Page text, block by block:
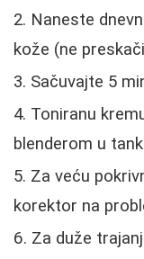
Naneste
kože (ne
Sačuvajte 5
Toniranu
blenderom u
Za veću
korektor na
Za duže